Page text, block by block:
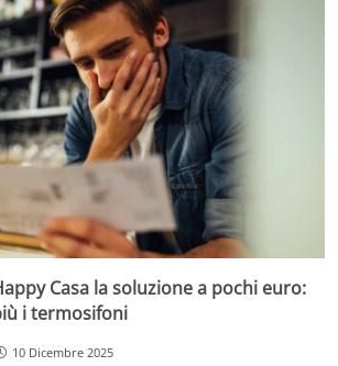
Casa la soluzione a pochi euro:
i termosifoni
10 Dicembre 2025